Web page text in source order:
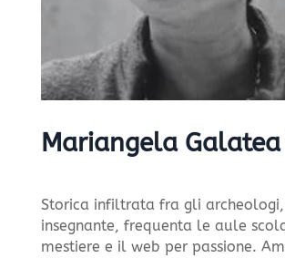
Mariangela
Storica infiltrata fra gli
insegnante, frequenta le aule
mestiere e il web per passione.